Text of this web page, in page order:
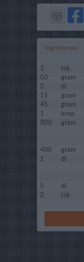
Del
på
Ingredienser
1
tsk.
50
gram
2
dl.
15
gram
45
gram
1
knsp.
300
gram
400
gram
1
dl.
5
dl.
2
tsk.